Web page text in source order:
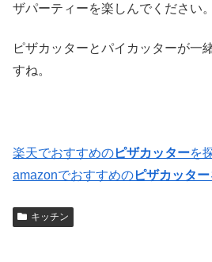
ザパーティーを楽しんでください。
ピザカッターとパイカッターが一
すね。
楽天でおすすめのピザカッターを
amazonでおすすめのピザカッター
キッチン